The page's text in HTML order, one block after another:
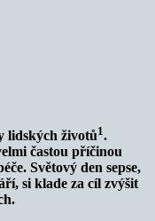
lidských životů1.
častou příčinou
Světový den sepse,
si klade za cíl zvýšit